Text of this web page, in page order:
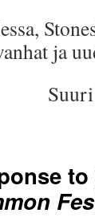
ja
to